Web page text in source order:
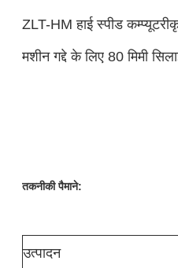
ZLT-HM हाई स्पीड
मशीन गद्दे के लिए 80 मिमी
तकनीकी पैमाने:
उत्पादन